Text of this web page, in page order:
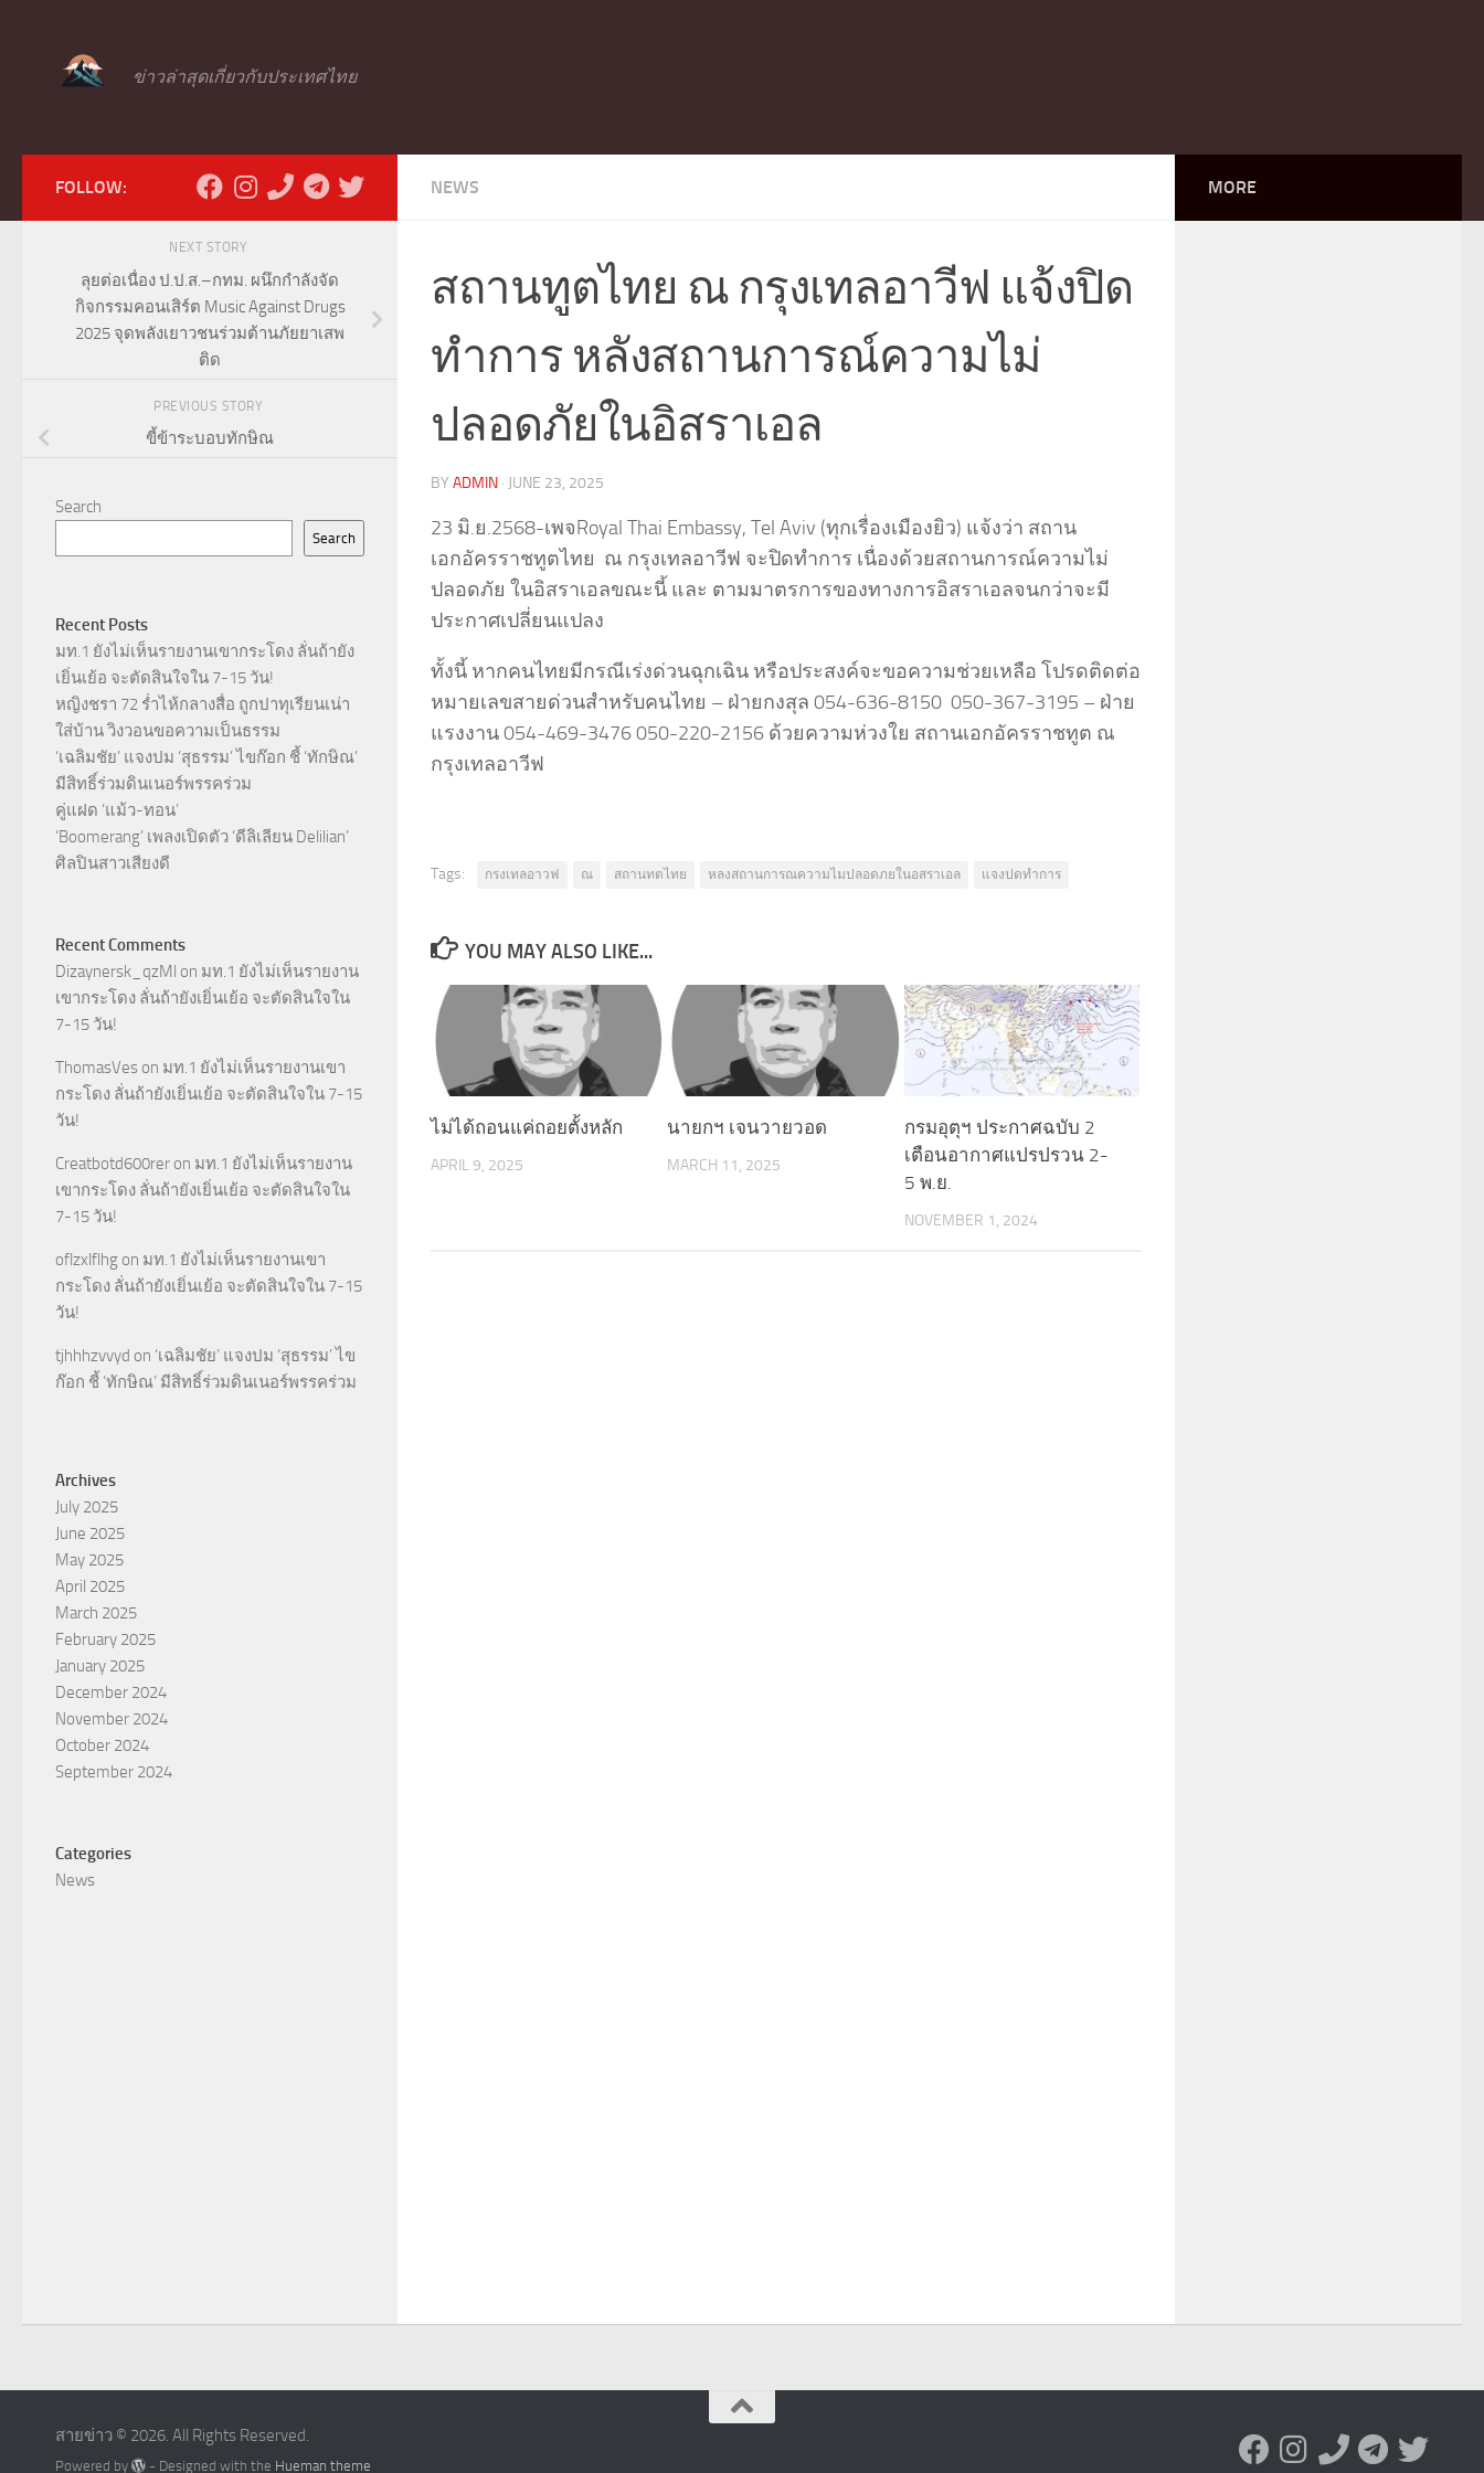
ข่าวล่าสุดเกี่ยวกับประเทศไทย
NEWS
สถานทูตไทย ณ กรุงเทลอาวีฟ แจ้งปิด
ทำการ หลังสถานการณ์ความไม่
ปลอดภัยในอิสราเอล
BY ADMIN · JUNE 23, 2025
23 มิ.ย.2568-เพจRoyal Thai Embassy, Tel Aviv (ทุกเรื่องเมืองยิว) แจ้งว่า สถาน
เอกอัครราชทูตไทย ณ กรุงเทลอาวีฟ จะปิดทำการ เนื่องด้วยสถานการณ์ความไม่
ปลอดภัย ในอิสราเอลขณะนี้ และ ตามมาตรการของทางการอิสราเอลจนกว่าจะมี
ประกาศเปลี่ยนแปลง
ทั้งนี้ หากคนไทยมีกรณีเร่งด่วนฉุกเฉิน หรือประสงค์จะขอความช่วยเหลือ โปรดติดต่อ
หมายเลขสายด่วนสำหรับคนไทย – ฝ่ายกงสุล 054-636-8150 050-367-3195 – ฝ่าย
แรงงาน 054-469-3476 050-220-2156 ด้วยความห่วงใย สถานเอกอัครราชทูต ณ
กรุงเทลอาวีฟ
Tags: กรงเทลอาวฟ ณ สถานทตไทย หลงสถานการณความไมปลอดภยในอสราเอล แจงปดทำการ
YOU MAY ALSO LIKE...
ไม่ได้ถอนแค่ถอยตั้งหลัก
APRIL 9, 2025
นายกฯ เจนวายวอด
MARCH 11, 2025
กรมอุตุฯ ประกาศฉบับ 2
เตือนอากาศแปรปรวน 2-
5 พ.ย.
NOVEMBER 1, 2024
FOLLOW:
NEXT STORY
ลุยต่อเนื่อง ป.ป.ส.–กทม. ผนึกกำลังจัด
กิจกรรมคอนเสิร์ต Music Against Drugs
2025 จุดพลังเยาวชนร่วมต้านภัยยาเสพ
ติด
PREVIOUS STORY
ขี้ข้าระบอบทักษิณ
Search
Search
Recent Posts
มท.1 ยังไม่เห็นรายงานเขากระโดง ลั่นถ้ายัง
เยิ่นเย้อ จะตัดสินใจใน 7-15 วัน!
หญิงชรา 72 ร่ำไห้กลางสื่อ ถูกปาทุเรียนเน่า
ใส่บ้าน วิงวอนขอความเป็นธรรม
‘เฉลิมชัย’ แจงปม ‘สุธรรม’ ไขก๊อก ชี้ ‘ทักษิณ’
มีสิทธิ์ร่วมดินเนอร์พรรคร่วม
คู่แฝด ‘แม้ว-ทอน’
‘Boomerang’ เพลงเปิดตัว ‘ดีลิเลียน Delilian’
ศิลปินสาวเสียงดี
Recent Comments
Dizaynersk_qzMl on มท.1 ยังไม่เห็นรายงาน
เขากระโดง ลั่นถ้ายังเยิ่นเย้อ จะตัดสินใจใน
7-15 วัน!
ThomasVes on มท.1 ยังไม่เห็นรายงานเขา
กระโดง ลั่นถ้ายังเยิ่นเย้อ จะตัดสินใจใน 7-15
วัน!
Creatbotd600rer on มท.1 ยังไม่เห็นรายงาน
เขากระโดง ลั่นถ้ายังเยิ่นเย้อ จะตัดสินใจใน
7-15 วัน!
oflzxlflhg on มท.1 ยังไม่เห็นรายงานเขา
กระโดง ลั่นถ้ายังเยิ่นเย้อ จะตัดสินใจใน 7-15
วัน!
tjhhhzvvyd on ‘เฉลิมชัย’ แจงปม ‘สุธรรม’ ไข
ก๊อก ชี้ ‘ทักษิณ’ มีสิทธิ์ร่วมดินเนอร์พรรคร่วม
Archives
July 2025
June 2025
May 2025
April 2025
March 2025
February 2025
January 2025
December 2024
November 2024
October 2024
September 2024
Categories
News
MORE
สายข่าว © 2026. All Rights Reserved.
Powered by - Designed with the Hueman theme